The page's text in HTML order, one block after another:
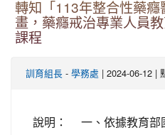
轉知「113年整合性藥癮
畫，藥癮戒治專業人員
課程
訓育組長 - 學務處 | 2024-06-12 |
說明： 一、依據教育部